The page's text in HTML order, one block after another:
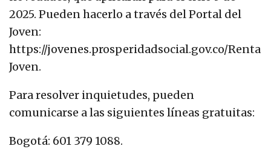
2025. Pueden hacerlo a través del Portal del
Joven:
https://jovenes.prosperidadsocial.gov.co/Renta
Joven.
Para resolver inquietudes, pueden
comunicarse a las siguientes líneas gratuitas:
Bogotá: 601 379 1088.